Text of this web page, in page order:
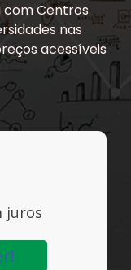
Centros
nas
acessíveis
juros